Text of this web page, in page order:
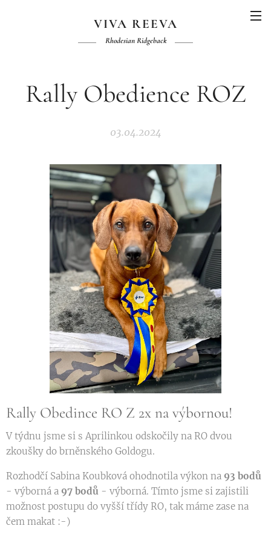
VIVA REEVA
Rhodesian Ridgeback
Rally Obedience ROZ
03.04.2024
Rally Obedince RO Z 2x na výbornou!
V týdnu jsme si s Aprilinkou odskočily na RO dvou
zkoušky do brněnského Goldogu.
Rozhodčí Sabina Koubková ohodnotila výkon na 93 bodů
- výborná a 97 bodů - výborná. Tímto jsme si zajistili
možnost postupu do vyšší třídy RO, tak máme zase na
čem makat :-)